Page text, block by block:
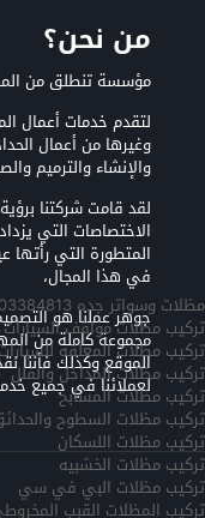
من نحن؟
مؤسسة تنطلق من
لتقدم خدمات أعمال
وغيرها من أعمال
والإنشاء والترميم
لقد قامت شركتنا
الاختصاصات التي
المتطورة التي
في هذا المجال،
جوهر عملنا هو
مجموعة كاملة من
الموقع وكذلك فأننا
لعملائنا في جميع
مظلات وسواتر جده 0503384813
تركيب مظلات مواقف السيارات
تركيب مظلات المعلقه
تركيب مظلات المداخل والفلل
تركيب مظلات المسابح
تركيب مظلات السطوح
تركيب مظلات اللسكان
تركيب مظلات الخشبيه
تركيب مظلات البي في سي
تركيب المظلات القبب